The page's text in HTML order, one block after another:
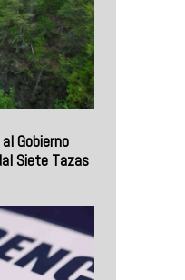
Gobierno
Siete Tazas